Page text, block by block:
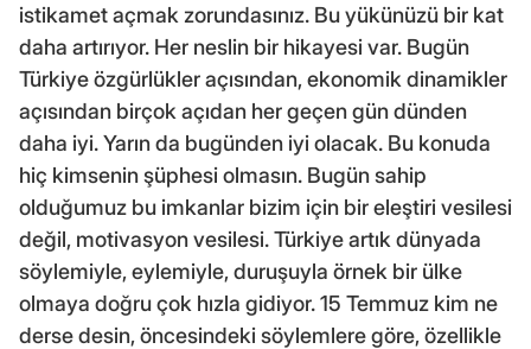
istikamet açmak zorundasınız. Bu yükünüzü bir kat
daha artırıyor. Her neslin bir hikayesi var. Bugün
Türkiye özgürlükler açısından, ekonomik dinamikler
açısından birçok açıdan her geçen gün dünden
daha iyi. Yarın da bugünden iyi olacak. Bu konuda
hiç kimsenin şüphesi olmasın. Bugün sahip
olduğumuz bu imkanlar bizim için bir eleştiri vesilesi
değil, motivasyon vesilesi. Türkiye artık dünyada
söylemiyle, eylemiyle, duruşuyla örnek bir ülke
olmaya doğru çok hızla gidiyor. 15 Temmuz kim ne
derse desin, öncesindeki söylemlere göre, özellikle